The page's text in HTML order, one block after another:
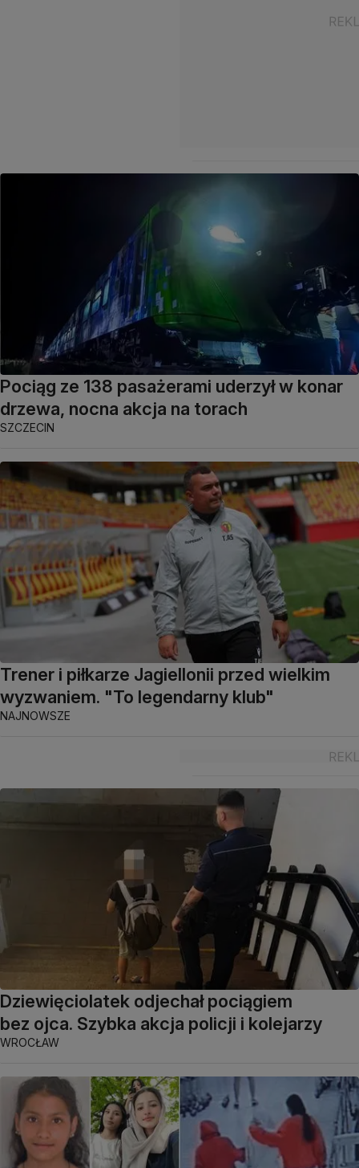
Pociąg ze 138 pasażerami uderzył w konar
drzewa, nocna akcja na torach
SZCZECIN
Trener i piłkarze Jagiellonii przed wielkim
wyzwaniem. "To legendarny klub"
NAJNOWSZE
Dziewięciolatek odjechał pociągiem
bez ojca. Szybka akcja policji i kolejarzy
WROCŁAW